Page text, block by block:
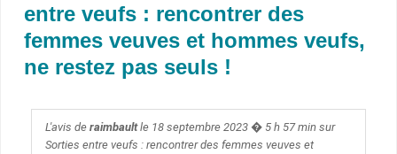
entre veufs : rencontrer des
femmes veuves et hommes veufs,
ne restez pas seuls !
L'avis de raimbaultle 18 septembre 2023� 5 h 57 min sur
Sorties entre veufs : rencontrer des femmes veuves et